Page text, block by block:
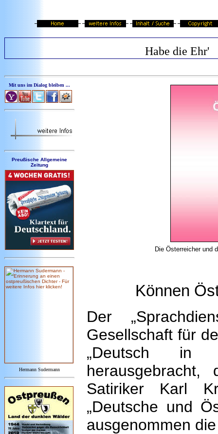
Habe die Ehr'
Mit uns im Dialog bleiben ...
Preußische Allgemeine
Zeitung
Hermann Sudermann
Die Österreicher und
Können
Der
Gesellschaft für
„Deutsch in
Satiriker Karl
„Deutsche und
ausgenommen